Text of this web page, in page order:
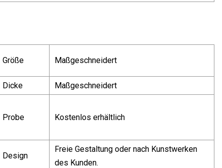
Größe Maßgeschneidert
Dicke
Maßgeschneidert
Probe Kostenlos erhältlich
Design
Freie Gestaltung oder nach Kunstwerken
des Kunden.